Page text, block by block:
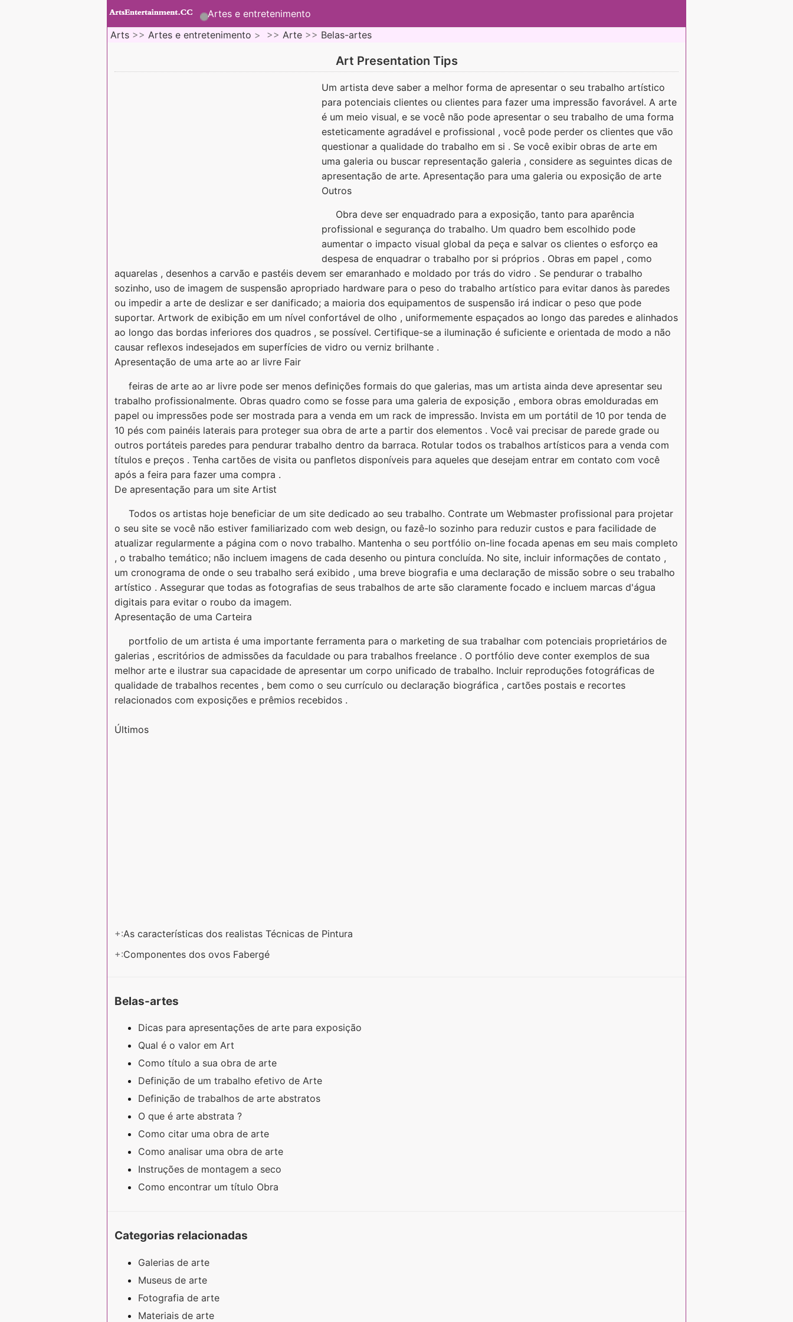
Artes e entretenimento
Arts >> Artes e entretenimento > >> Arte >> Belas-artes
Art Presentation Tips
Um artista deve saber a melhor forma de apresentar o seu trabalho artístico
para potenciais clientes ou clientes para fazer uma impressão favorável. A arte
é um meio visual, e se você não pode apresentar o seu trabalho de uma forma
esteticamente agradável e profissional , você pode perder os clientes que vão
questionar a qualidade do trabalho em si . Se você exibir obras de arte em
uma galeria ou buscar representação galeria , considere as seguintes dicas de
apresentação de arte. Apresentação para uma galeria ou exposição de arte
Outros
Obra deve ser enquadrado para a exposição, tanto para aparência
profissional e segurança do trabalho. Um quadro bem escolhido pode
aumentar o impacto visual global da peça e salvar os clientes o esforço ea
despesa de enquadrar o trabalho por si próprios . Obras em papel , como
aquarelas , desenhos a carvão e pastéis devem ser emaranhado e moldado por trás do vidro . Se pendurar o trabalho
sozinho, uso de imagem de suspensão apropriado hardware para o peso do trabalho artístico para evitar danos às paredes
ou impedir a arte de deslizar e ser danificado; a maioria dos equipamentos de suspensão irá indicar o peso que pode
suportar. Artwork de exibição em um nível confortável de olho , uniformemente espaçados ao longo das paredes e alinhados
ao longo das bordas inferiores dos quadros , se possível. Certifique-se a iluminação é suficiente e orientada de modo a não
causar reflexos indesejados em superfícies de vidro ou verniz brilhante .
Apresentação de uma arte ao ar livre Fair
feiras de arte ao ar livre pode ser menos definições formais do que galerias, mas um artista ainda deve apresentar seu
trabalho profissionalmente. Obras quadro como se fosse para uma galeria de exposição , embora obras emolduradas em
papel ou impressões pode ser mostrada para a venda em um rack de impressão. Invista em um portátil de 10 por tenda de
10 pés com painéis laterais para proteger sua obra de arte a partir dos elementos . Você vai precisar de parede grade ou
outros portáteis paredes para pendurar trabalho dentro da barraca. Rotular todos os trabalhos artísticos para a venda com
títulos e preços . Tenha cartões de visita ou panfletos disponíveis para aqueles que desejam entrar em contato com você
após a feira para fazer uma compra .
De apresentação para um site Artist
Todos os artistas hoje beneficiar de um site dedicado ao seu trabalho. Contrate um Webmaster profissional para projetar
o seu site se você não estiver familiarizado com web design, ou fazê-lo sozinho para reduzir custos e para facilidade de
atualizar regularmente a página com o novo trabalho. Mantenha o seu portfólio on-line focada apenas em seu mais completo
, o trabalho temático; não incluem imagens de cada desenho ou pintura concluída. No site, incluir informações de contato ,
um cronograma de onde o seu trabalho será exibido , uma breve biografia e uma declaração de missão sobre o seu trabalho
artístico . Assegurar que todas as fotografias de seus trabalhos de arte são claramente focado e incluem marcas d'água
digitais para evitar o roubo da imagem.
Apresentação de uma Carteira
portfolio de um artista é uma importante ferramenta para o marketing de sua trabalhar com potenciais proprietários de
galerias , escritórios de admissões da faculdade ou para trabalhos freelance . O portfólio deve conter exemplos de sua
melhor arte e ilustrar sua capacidade de apresentar um corpo unificado de trabalho. Incluir reproduções fotográficas de
qualidade de trabalhos recentes , bem como o seu currículo ou declaração biográfica , cartões postais e recortes
relacionados com exposições e prêmios recebidos .
Últimos
+:As características dos realistas Técnicas de Pintura
+:Componentes dos ovos Fabergé
Belas-artes
Dicas para apresentações de arte para exposição
Qual é o valor em Art
Como título a sua obra de arte
Definição de um trabalho efetivo de Arte
Definição de trabalhos de arte abstratos
O que é arte abstrata ?
Como citar uma obra de arte
Como analisar uma obra de arte
Instruções de montagem a seco
Como encontrar um título Obra
Categorias relacionadas
Galerias de arte
Museus de arte
Fotografia de arte
Materiais de arte